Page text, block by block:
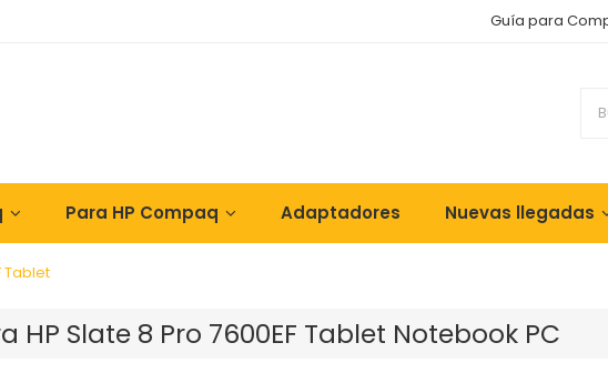
Guía para
Para HP Compaq Adaptadores Nuevas llegadas
Tablet
Slate 8 Pro 7600EF Tablet Notebook PC